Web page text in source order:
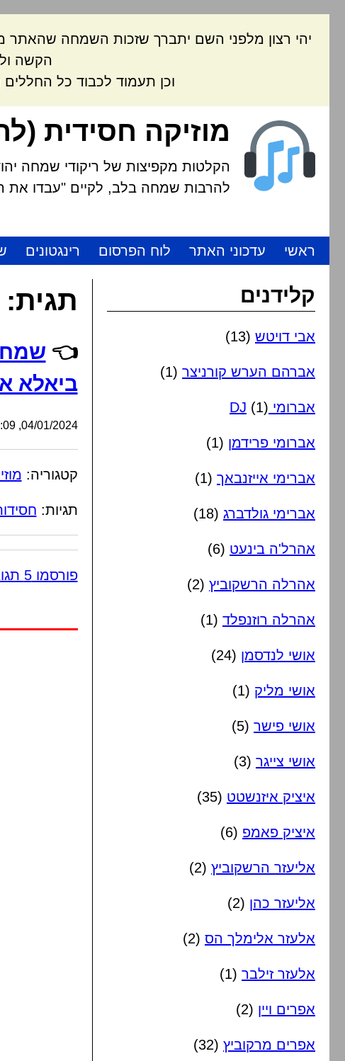
יהי רצון מלפני השם יתברך שזכות השמחה שהאתר
הקשה
וכן תעמוד לכבוד כל
מוזיקה חסידית
הקלטות מקפיצות של ריקודי שמחה
להרבות שמחה בלב, לקיים "עבדו את
ראשי עדכוני האתר לוח הפרסום רינגטונים
תגית:
👈
ביאלא
04/01/2024, 01:32:09
קטגוריה:
תגיות:
פורסמו 5 תגובות
קלידנים
אבי דויטש (13)
אברהם הערש קורניצר (1)
אברומי DJ (1)
אברומי פרידמן (1)
אברימי אייזנבאך (1)
אברימי גולדברג (18)
אהרל'ה בינעט (6)
אהרלה הרשקוביץ (2)
אהרלה רוזנפלד (1)
אושי לנדסמן (24)
אושי מליק (1)
אושי פישר (5)
אושי צייגר (3)
איציק איזנשטט (35)
איציק פאמפ (6)
אליעזר הרשקוביץ (2)
אליעזר כהן (2)
אלעזר אלימלך הס (2)
אלעזר זילבר (1)
אפרים ויין (2)
אפרים מרקוביץ (32)